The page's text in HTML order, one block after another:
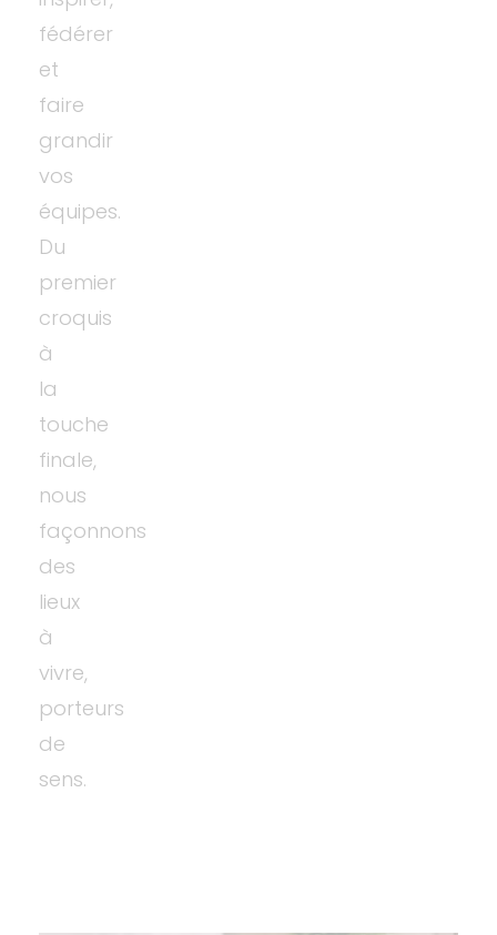
fédérer
et
faire
grandir
vos
équipes.
Du
premier
croquis
à
la
touche
finale,
nous
façonnons
des
lieux
à
vivre,
porteurs
de
sens.